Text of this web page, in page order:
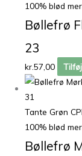
100% blød
Bøllefrø
23
kr.57,00
Tante Grøn
100% blød
Bøllefrø